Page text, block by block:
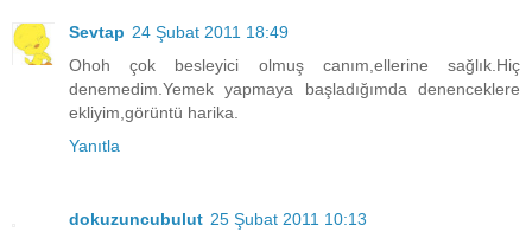
Sevtap 24 Şubat 2011 18:49
Ohoh çok besleyici olmuş canım,ellerine sağlık.Hiç
denemedim.Yemek yapmaya başladığımda denenceklere
ekliyim,görüntü harika.
Yanıtla
dokuzuncubulut 25 Şubat 2011 10:13